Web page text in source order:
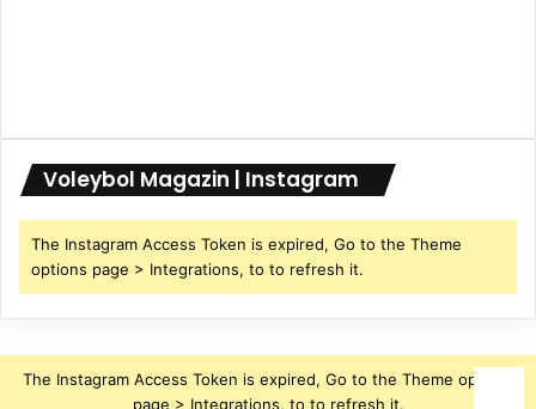
Voleybol Magazin | Instagram
The Instagram Access Token is expired, Go to the Theme
options page > Integrations, to to refresh it.
The Instagram Access Token is expired, Go to the Theme options
page > Integrations, to to refresh it.